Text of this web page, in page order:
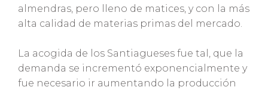
almendras, pero lleno de matices, y con la más
alta calidad de materias primas del mercado.
La acogida de los Santiagueses fue tal, que la
demanda se incrementó exponencialmente y
fue necesario ir aumentando la producción